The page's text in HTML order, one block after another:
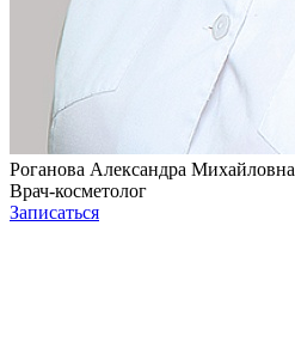
Роганова Александра Михайловна
Врач-косметолог
Записаться